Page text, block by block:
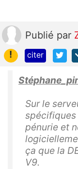
Publié par
!
citer
Sur le
spécifiques
pénurie et
ça que la
V9.